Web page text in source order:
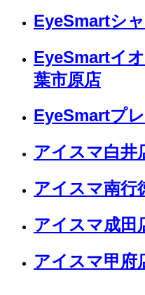
EyeSmartシ
EyeSmartイ
葉市原店
EyeSmartプ
アイスマ白井
アイスマ南行
アイスマ成田
アイスマ甲府